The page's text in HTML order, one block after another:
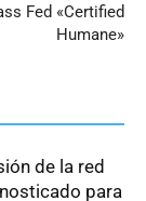
Fed «Certified
Humane»
de la red
para